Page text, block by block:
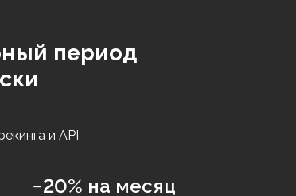
период
и API
−20% на месяц